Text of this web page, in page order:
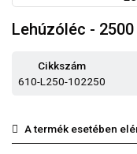
Lehúzóléc - 2500
Cikkszám
610-L250-102250
A termék esetében